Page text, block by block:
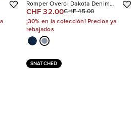
Romper Overol Dakota Denim
Jort
CHF 32.00CHF 45.00
¡30% en la colección! Precios ya
rebajados
SNATCHED